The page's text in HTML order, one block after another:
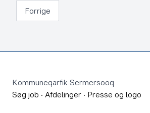
Forrige
Kommuneqarfik Sermersooq
Søg job · Afdelinger · Presse og logo